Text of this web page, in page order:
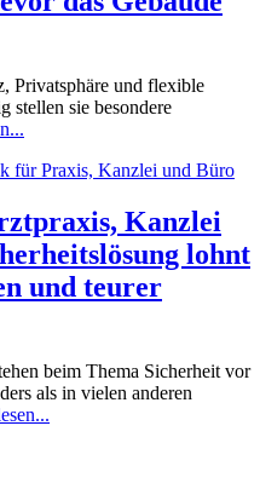
Privatsphäre und flexible
stellen sie besondere
Kanzlei
lohnt
und teurer
beim Thema Sicherheit vor
als in vielen anderen